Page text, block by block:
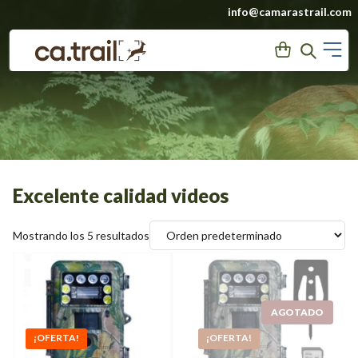
contenido
info@camarastrail.com
User Search
Excelente calidad videos
Mostrando los 5 resultados
¡OFERTA!
SCOUT GUARD/
BOLYGUARD SG2060T,
¡OFERTA!PACK
FLASH+INFRARROJO: